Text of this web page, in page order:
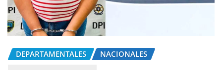
DEPARTAMENTALES NACIONALES